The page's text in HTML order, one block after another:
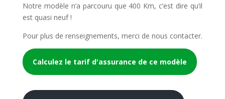
Notre modèle n’a parcouru que 400 Km, c’est dire qu’il
est quasi neuf !
Pour plus de renseignements, merci de nous contacter.
Calculez le tarif d'assurance de ce modèle